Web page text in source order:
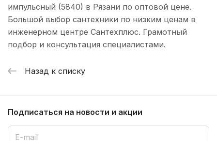
импульсный (5840) в Рязани по оптовой цене.
Большой выбор сантехники по низким ценам в
инженерном центре Сантехплюс. Грамотный
подбор и консультация специалистами.
Назад к списку
Подписаться на новости и акции